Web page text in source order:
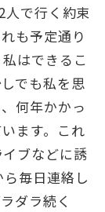
人で行く約束
も予定通り
はできるこ
でも私を思
何年かかっ
ます。これ
ブなどに誘
毎日連絡し
ダラ続く